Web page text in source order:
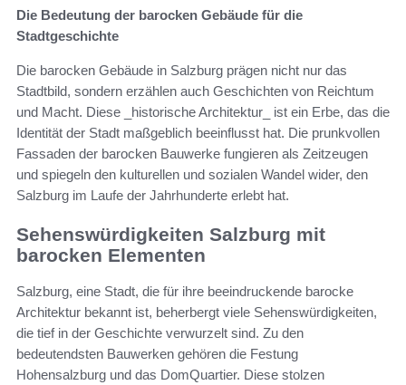
Die Bedeutung der barocken Gebäude für die
Stadtgeschichte
Die barocken Gebäude in Salzburg prägen nicht nur das
Stadtbild, sondern erzählen auch Geschichten von Reichtum
und Macht. Diese _historische Architektur_ ist ein Erbe, das die
Identität der Stadt maßgeblich beeinflusst hat. Die prunkvollen
Fassaden der barocken Bauwerke fungieren als Zeitzeugen
und spiegeln den kulturellen und sozialen Wandel wider, den
Salzburg im Laufe der Jahrhunderte erlebt hat.
Sehenswürdigkeiten Salzburg mit
barocken Elementen
Salzburg, eine Stadt, die für ihre beeindruckende barocke
Architektur bekannt ist, beherbergt viele Sehenswürdigkeiten,
die tief in der Geschichte verwurzelt sind. Zu den
bedeutendsten Bauwerken gehören die Festung
Hohensalzburg und das DomQuartier. Diese stolzen